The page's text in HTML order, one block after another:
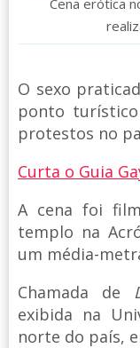
O sexo
ponto
protestos no
Curta o Guia
A cena foi
templo na
um média-
Chamada de
exibida na
norte do país,